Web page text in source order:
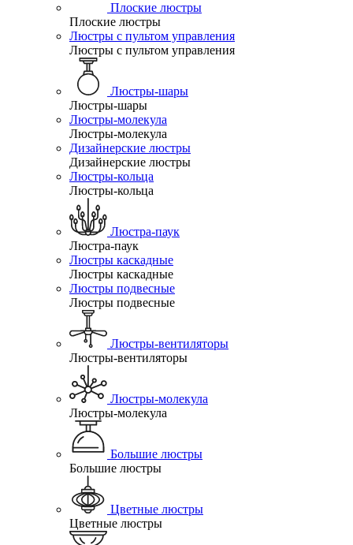
Плоские люстры
Плоские люстры
Люстры с пультом управления
Люстры с пультом управления
Люстры-шары
Люстры-шары
Люстры-молекула
Люстры-молекула
Дизайнерские люстры
Дизайнерские люстры
Люстры-кольца
Люстры-кольца
Люстра-паук
Люстра-паук
Люстры каскадные
Люстры каскадные
Люстры подвесные
Люстры подвесные
Люстры-вентиляторы
Люстры-вентиляторы
Люстры-молекула
Люстры-молекула
Большие люстры
Большие люстры
Цветные люстры
Цветные люстры